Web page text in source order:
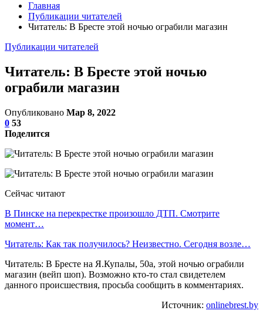
Главная
Публикации читателей
Читатель: В Бресте этой ночью ограбили магазин
Публикации читателей
Читатель: В Бресте этой ночью
ограбили магазин
Опубликовано Мар 8, 2022
0 53
Поделится
Сейчас читают
В Пинске на перекрестке произошло ДТП. Смотрите
момент…
Читатель: Как так получилось? Неизвестно. Сегодня возле…
Читатель: В Бресте на Я.Купалы, 50а, этой ночью ограбили
магазин (вейп шоп). Возможно кто-то стал свидетелем
данного происшествия, просьба сообщить в комментариях.
Источник: onlinebrest.by